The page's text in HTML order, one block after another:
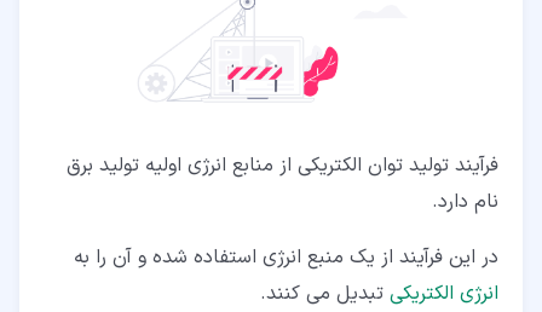
فرآیند تولید توان الکتریکی از منابع انرژی اولیه تولید برق
نام دارد.
در این فرآیند از یک منبع انرژی استفاده شده و آن را به
انرژی الکتریکی تبدیل می کنند.